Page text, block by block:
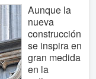
Aunque la
nueva
construcción
se inspira en
gran medida
en la